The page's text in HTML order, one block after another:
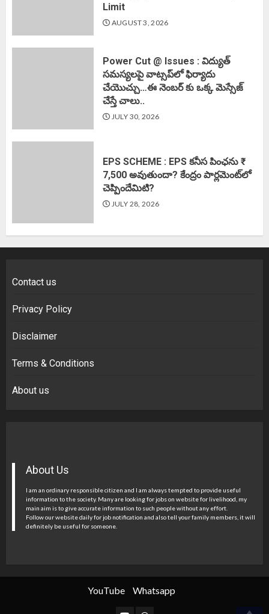
Limit
AUGUST 3, 2026
Power Cut @ Issues : విద్యుత్
సమస్యలపై వాట్సప్‌లో ఫిర్యాదు
చేయొచ్చు…ఈ నెంబర్ కు ఒక్క మెస్సేజ్
చేస్తే చాలు..
JULY 30, 2026
EPS SCHEME : EPS కనీస పింఛను ₹
7,500 అవుతుందా? కేంద్రం పార్లమెంట్‌లో
చెప్పిందేమిటి?
JULY 28, 2026
Contact us
Privacy Policy
Disclaimer
Terms & Conditions
About us
About Us
I am an ordinary responsible citizen and I am always tempted to provide useful
information to the society. Many are looking for jobs on website for livelihood, my
main aim is to give accurate information to such people without any effort.
Follow our website daily for job notification and also tell your family members, it will
definitely be useful for someone.
YouTube Whatsapp